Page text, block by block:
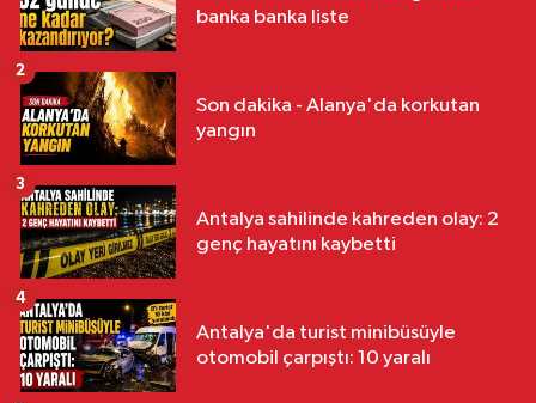
banka banka liste
Son dakika - Alanya'da korkutan
yangın
2
Antalya sahilinde kahreden olay: 2
genç hayatını kaybetti
3
Antalya'da turist minibüsüyle
otomobil çarpıştı: 10 yaralı
4